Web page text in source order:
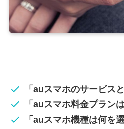
「auスマホのサービス
「auスマホ料金プラン
「auスマホ機種は何を